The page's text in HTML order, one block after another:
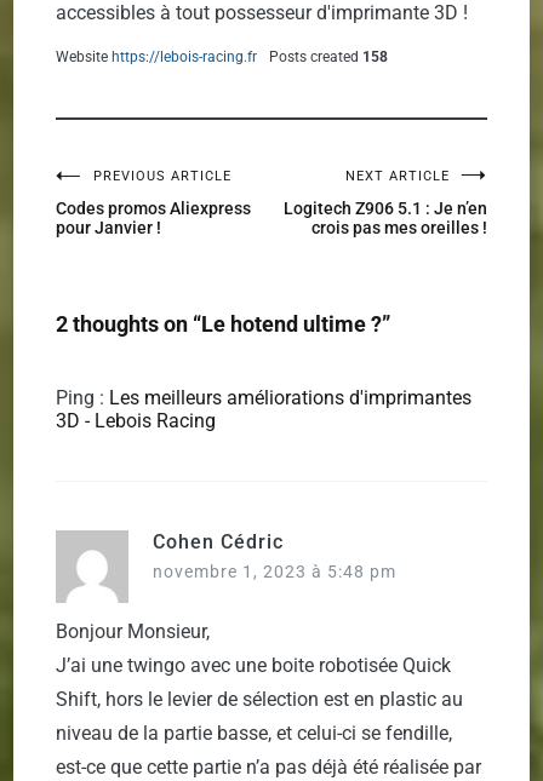
accessibles à tout possesseur d'imprimante 3D !
Website https://lebois-racing.fr Posts created 158
Navigation
l’article
PREVIOUS ARTICLE
Codes promos Aliexpress
pour Janvier !
NEXT ARTICLE
Logitech Z906 5.1 : Je n’en
crois pas mes oreilles !
2 thoughts on “Le hotend ultime ?”
Ping : Les meilleurs améliorations d'imprimantes
3D - Lebois Racing
Cohen Cédric
novembre 1, 2023 à 5:48 pm
Bonjour Monsieur,
J’ai une twingo avec une boite robotisée Quick
Shift, hors le levier de sélection est en plastic au
niveau de la partie basse, et celui-ci se fendille,
est-ce que cette partie n’a pas déjà été réalisée par